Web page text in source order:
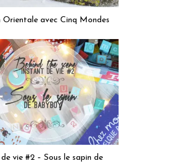
Orientale avec Cinq Mondes
vie #2 – Sous le sapin de